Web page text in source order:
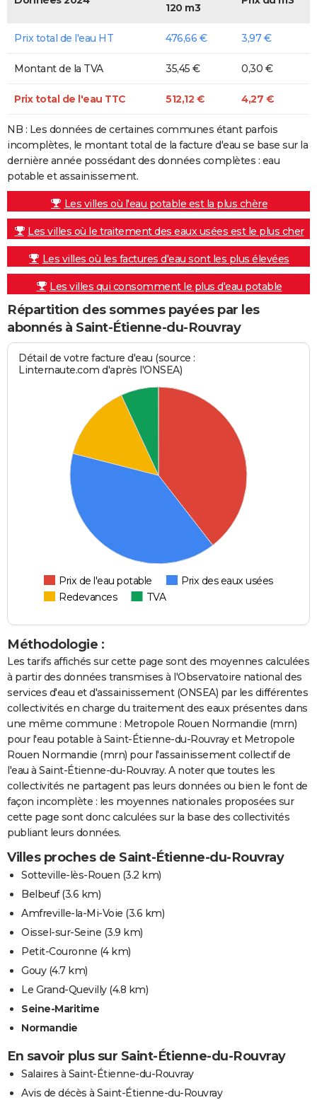
120 m3
Prix total de l'eau HT 476,66 € 3,97 €
Montant de la TVA 35,45 € 0,30 €
Prix total de l'eau TTC 512,12 € 4,27 €
NB : Les données de certaines communes étant parfois
incomplètes, le montant total de la facture d'eau se base sur la
dernière année possédant des données complètes : eau
potable et assainissement.
Les villes où l'eau potable est la plus chère
Les villes où le traitement des eaux usées est le plus cher
Les villes où les factures d'eau sont les plus élevées
Les villes qui consomment le plus d'eau potable
Répartition des sommes payées par les
abonnés à Saint-Étienne-du-Rouvray
Détail de votre facture d'eau (source :
Linternaute.com d'après l'ONSEA)
Prix de l'eau potable
Prix des eaux usées
Redevances
TVA
Méthodologie :
Les tarifs affichés sur cette page sont des moyennes calculées
à partir des données transmises à l'Observatoire national des
services d'eau et d'assainissement (ONSEA) par les différentes
collectivités en charge du traitement des eaux présentes dans
une même commune : Metropole Rouen Normandie (mrn)
pour l'eau potable à Saint-Étienne-du-Rouvray et Metropole
Rouen Normandie (mrn) pour l'assainissement collectif de
l'eau à Saint-Étienne-du-Rouvray. A noter que toutes les
collectivités ne partagent pas leurs données ou bien le font de
façon incomplète : les moyennes nationales proposées sur
cette page sont donc calculées sur la base des collectivités
publiant leurs données.
Villes proches de Saint-Étienne-du-Rouvray
Sotteville-lès-Rouen (3.2 km)
Belbeuf(3.6 km)
Amfreville-la-Mi-Voie (3.6 km)
Oissel-sur-Seine (3.9 km)
Petit-Couronne (4 km)
Gouy(4.7 km)
Le Grand-Quevilly(4.8 km)
Seine-Maritime
Normandie
En savoir plus sur Saint-Étienne-du-Rouvray
Salaires à Saint-Étienne-du-Rouvray
Avis de décès à Saint-Étienne-du-Rouvray